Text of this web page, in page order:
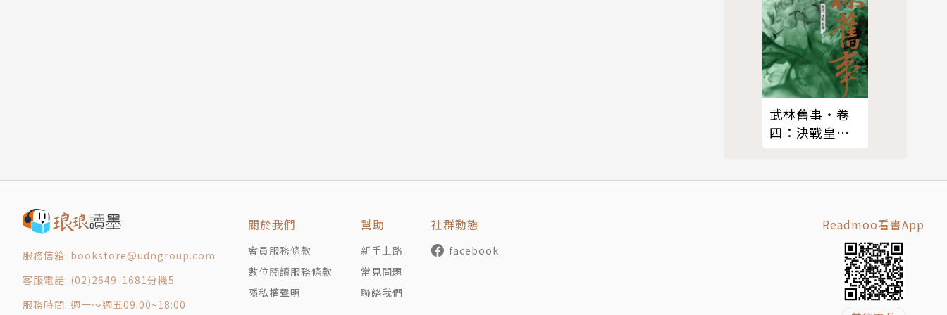
迎春
把缺憾還諸天地
告別的姿勢
凝視一朵花的綻放
武林舊事‧卷
四：決戰皇城
服務信箱: bookstore@udngroup.com
客服電話: (02)2649-1681分機5
服務時間: 週一～週五09:00~18:00
關於我們
會員服務條款
數位閱讀服務條款
隱私權聲明
幫助
新手上路
常見問題
聯絡我們
社群動態
facebook
Readmoo看書App